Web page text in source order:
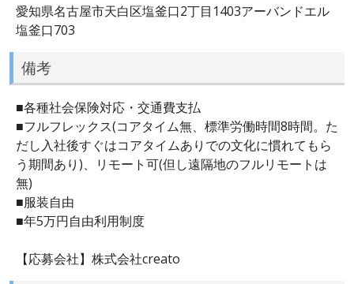
愛知県名古屋市天白区塩釜口2丁目1403アーバンドエル
塩釜口703
備考
■各種社会保険対応・交通費支払
■フルフレックス(コアタイム無、標準労働時間8時間。た
だし入社後すぐはコアタイムありでの文化に慣れてもら
う期間あり)、リモート可(但し遠隔地のフルリモートは
無)
■服装自由
■年5万円自由利用制度
【応募会社】株式会社creato